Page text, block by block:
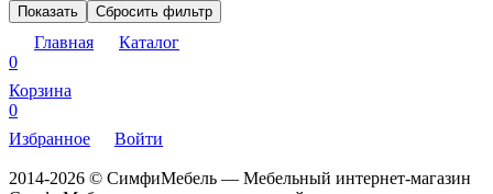
Показать Сбросить фильтр
Главная
Каталог
0
Корзина
0
Избранное
Войти
2014-2026 © СимфиМебель — Мебельный интернет-магазин